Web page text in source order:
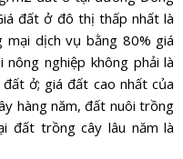
đất ở đô thị thấp nhất là
dịch vụ bằng 80% giá
nghiệp không phải là
ở; giá đất cao nhất của
hàng năm, đất nuôi trồng
đất trồng cây lâu năm là